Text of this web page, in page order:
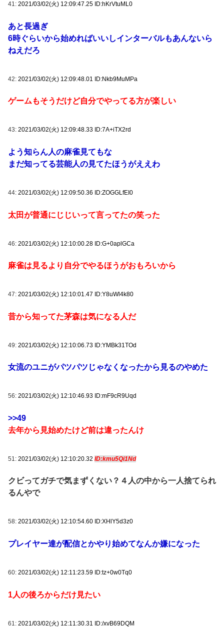
41: 2021/03/02(火) 12:09:47.25 ID:hKrVtuML0
あと長過ぎ
6時ぐらいから始めればいいしインターバルもあんないら
ねえだろ
42: 2021/03/02(火) 12:09:48.01 ID:Nkb9MuMPa
ゲームもそうだけど自分でやってる方が楽しい
43: 2021/03/02(火) 12:09:48.33 ID:7A+iTX2rd
よう知らん人の麻雀見てもな
まだ知ってる芸能人の見てたほうがええわ
44: 2021/03/02(火) 12:09:50.36 ID:ZOGGLfEI0
太田が普通にじじいって言ってたの笑った
46: 2021/03/02(火) 12:10:00.28 ID:G+0aplGCa
麻雀は見るより自分でやるほうがおもろいから
47: 2021/03/02(火) 12:10:01.47 ID:Y8uWl4k80
昔から知ってた茅森は気になる人だ
49: 2021/03/02(火) 12:10:06.73 ID:YMBk31TOd
女流のユニがパツパツじゃなくなったから見るのやめた
56: 2021/03/02(火) 12:10:46.93 ID:mF9cR9Uqd
>>49
去年から見始めたけど前は違ったんけ
51: 2021/03/02(火) 12:10:20.32 ID:kmu5Qi1Nd
クビってガチで気まずくない？４人の中から一人捨てられ
るんやで
58: 2021/03/02(火) 12:10:54.60 ID:XHlY5d3z0
プレイヤー達が配信とかやり始めてなんか嫌になった
60: 2021/03/02(火) 12:11:23.59 ID:tz+0w0Tq0
1人の後ろからだけ見たい
61: 2021/03/02(火) 12:11:30.31 ID:/xvB69DQM